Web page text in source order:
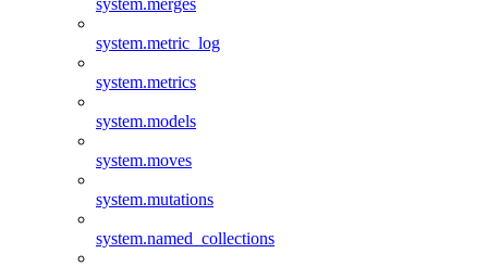
system.metric_log
system.metrics
system.models
system.moves
system.mutations
system.named_collections